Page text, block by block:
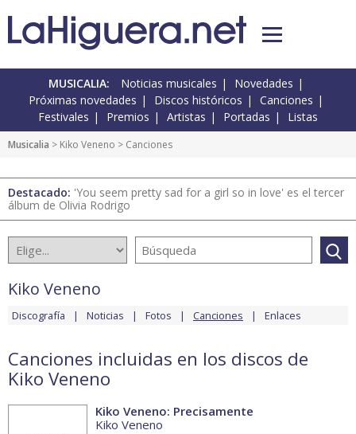
MUSICALIA: Noticias musicales
Novedades
Próximas novedades
Discos históricos
Canciones
Festivales
Premios Artistas Portadas Listas
Musicalia > Kiko Veneno > Canciones
Destacado: 'You seem pretty sad for a girl so in love' es el tercer
álbum de Olivia Rodrigo
Kiko Veneno
Discografía Noticias Fotos Canciones Enlaces
Canciones incluidas en los discos de
Kiko Veneno
Kiko Veneno: Precisamente
Kiko Veneno